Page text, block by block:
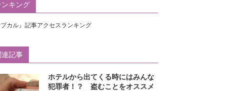
ンキング
ブカル』記事アクセスランキング
連記事
ホテルから出てくる時にはみんな
犯罪者！？ 盗むことをオススメ